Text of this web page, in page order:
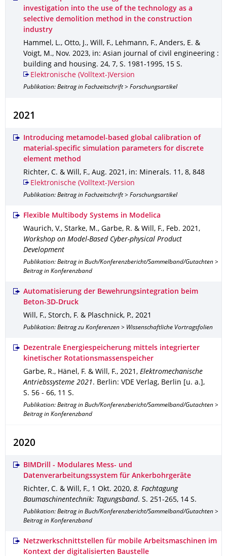
investigation into the use of the technology as a
selective demolition method in the construction
industry
Hammel, L., Otto, J., Will, F., Lehmann, F., Anders, E. &
Voigt, M., Nov. 2023, in: Asian journal of civil engineering :
building and housing. 24, 7, S. 1981-1995, 15 S.
Elektronische (Volltext-)Version
Publikation: Beitrag in Fachzeitschrift > Forschungsartikel
2021
Introducing metamodel-based global calibration of
material-specific simulation parameters for discrete
element method
Richter, C. & Will, F., Aug. 2021 , in: Minerals. 11 , 8, 848
Elektronische (Volltext-)Version
Publikation: Beitrag in Fachzeitschrift > Forschungsartikel
Flexible Multibody Systems in Modelica
Waurich, V., Starke, M., Garbe, R. & Will, F., Feb. 2021 ,
Workshop on Model-Based Cyber-physical Product
Development
Publikation: Beitrag in Buch/Konferenzbericht/Sammelband/Gutachten >
Beitrag in Konferenzband
Automatisierung der Bewehrungsintegration beim
Beton-3D-Druck
Will, F., Storch, F. & Plaschnick, P., 2021
Publikation: Beitrag zu Konferenzen > Wissenschaftliche Vortragsfolien
Dezentrale Energiespeicherung mittels integrierter
kinetischer Rotationsmassenspeicher
Garbe, R., Hänel, F. & Will, F., 2021 , Elektromechanische
Antriebssysteme 2021 . Berlin: VDE Verlag, Berlin [u. a.] ,
S. 56 - 66, 11 S.
Publikation: Beitrag in Buch/Konferenzbericht/Sammelband/Gutachten >
Beitrag in Konferenzband
2020
BIMDrill - Modulares Mess- und
Datenverarbeitungssystem für Ankerbohrgeräte
Richter, C. & Will, F., 1 Okt. 2020, 8. Fachtagung
Baumaschinentechnik: Tagungsband. S. 251-265, 14 S.
Publikation: Beitrag in Buch/Konferenzbericht/Sammelband/Gutachten >
Beitrag in Konferenzband
Netzwerkschnittstellen für mobile Arbeitsmaschinen im
Kontext der digitalisierten Baustelle